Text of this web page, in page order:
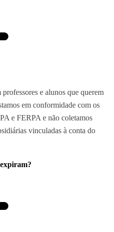
e alunos que querem
em conformidade com os
e FERPA e não coletamos
vinculadas à conta do